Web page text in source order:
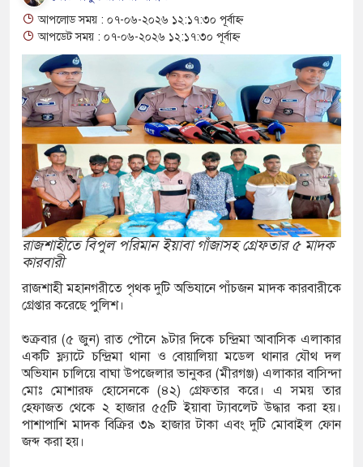
জাল টাকা ও টাকা তৈরির সরঞ্জামসহ আটক ২
মন্ত্রণালয়ের নতুন সচিব ওবায়দুর রহমানকে
ফুলেল শুভেচ্ছা
রাষ্ট্রপতি পদে মনোনীত মির্জা ফখরুল
নদীর পাড়ে ভাসমান অবস্থায় ব্যক্তির মরদেহ
জানিয়ে গোল উদযাপন ডি পলের
সিটি কলেজে অভিভাবক সমাবেশে বক্তব্য দিতে
আপলোড সময় : ০৭-০৬-২০২৬ ১২:১৭:৩০ পূর্বাহ্ন
আপডেট সময় : ০৭-০৬-২০২৬ ১২:১৭:৩০ পূর্বাহ্ন
রাজশাহীতে বিপুল পরিমান ইয়াবা গাঁজাসহ গ্রেফতার ৫ মাদক
কারবারী
রাজশাহী মহানগরীতে পৃথক দুটি অভিযানে পাঁচজন মাদক কারবারীকে
গ্রেপ্তার করেছে পুলিশ।
শুক্রবার (৫ জুন) রাত পৌনে ৯টার দিকে চন্দ্রিমা আবাসিক এলাকার
একটি ফ্ল্যাটে চন্দ্রিমা থানা ও বোয়ালিয়া মডেল থানার যৌথ দল
অভিযান চালিয়ে বাঘা উপজেলার ভানুকর (মীরগঞ্জ) এলাকার বাসিন্দা
মোঃ মোশারফ হোসেনকে (৪২) গ্রেফতার করে। এ সময় তার
হেফাজত থেকে ২ হাজার ৫৫টি ইয়াবা ট্যাবলেট উদ্ধার করা হয়।
পাশাপাশি মাদক বিক্রির ৩৯ হাজার টাকা এবং দুটি মোবাইল ফোন
জব্দ করা হয়।